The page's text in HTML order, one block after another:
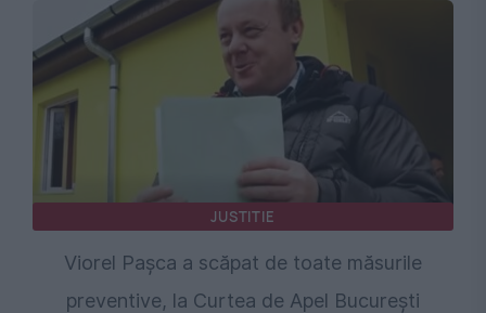
JUSTITIE
Viorel Pașca a scăpat de toate măsurile
preventive, la Curtea de Apel București